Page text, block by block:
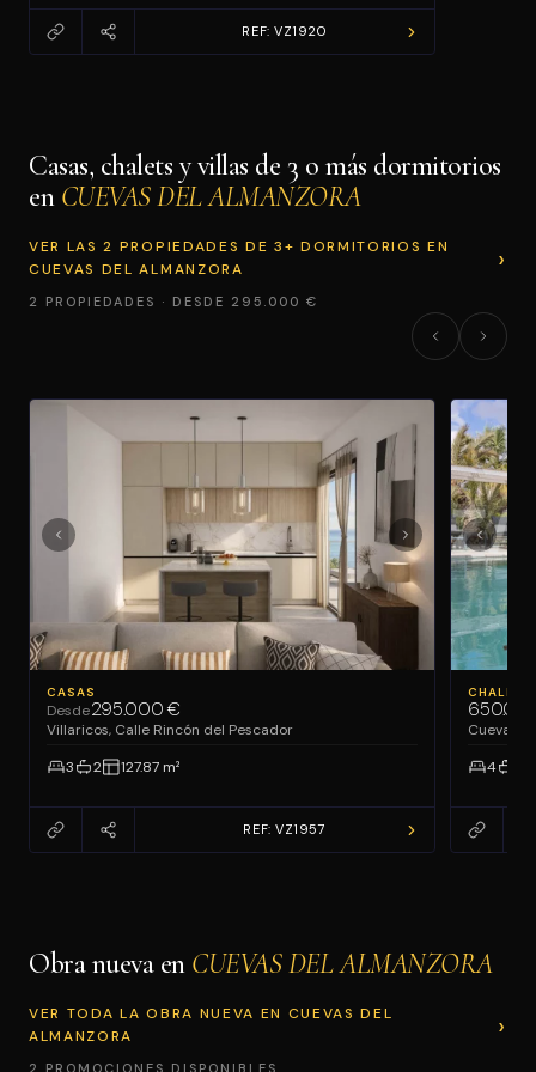
REF: VZ1920
Casas, chalets y villas de 3 o más dormitorios
en CUEVAS DEL ALMANZORA
VER LAS 2 PROPIEDADES DE 3+ DORMITORIOS EN
CUEVAS DEL ALMANZORA
2 PROPIEDADES · DESDE 295.000 €
CASAS
Desde295.000 €
Villaricos, Calle Rincón del Pescador
3
2 127.87 m²
REF: VZ1957
CHALETS
Cuevas
4
Obra nueva en CUEVAS DEL ALMANZORA
VER TODA LA OBRA NUEVA EN CUEVAS DEL
ALMANZORA
2 PROMOCIONES DISPONIBLES